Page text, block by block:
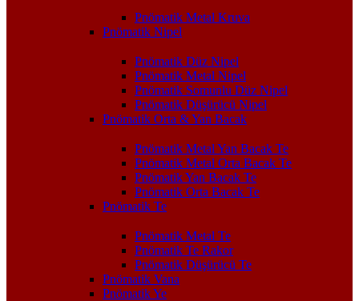
Pnömatik Metal Kruva
Pnömatik Nipel
Pnömatik Düz Nipel
Pnömatik Metal Nipel
Pnömatik Somunlu Düz Nipel
Pnömatik Düşürücü Nipel
Pnömatik Orta & Yan Bacak
Pnömatik Metal Yan Bacak Te
Pnömatik Metal Orta Bacak Te
Pnömatik Yan Bacak Te
Pnömatik Orta Bacak Te
Pnömatik Te
Pnömatik Metal Te
Pnömatik Te Rakor
Pnömatik Düşürücü Te
Pnömatik Vana
Pnömatik Ye